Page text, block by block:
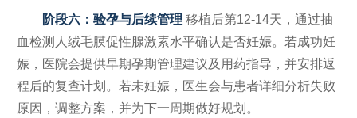
阶段六：验孕与后续管理 移植后第12-14天，通过抽
血检测人绒毛膜促性腺激素水平确认是否妊娠。若成功妊
娠，医院会提供早期孕期管理建议及用药指导，并安排返
程后的复查计划。若未妊娠，医生会与患者详细分析失败
原因，调整方案，并为下一周期做好规划。